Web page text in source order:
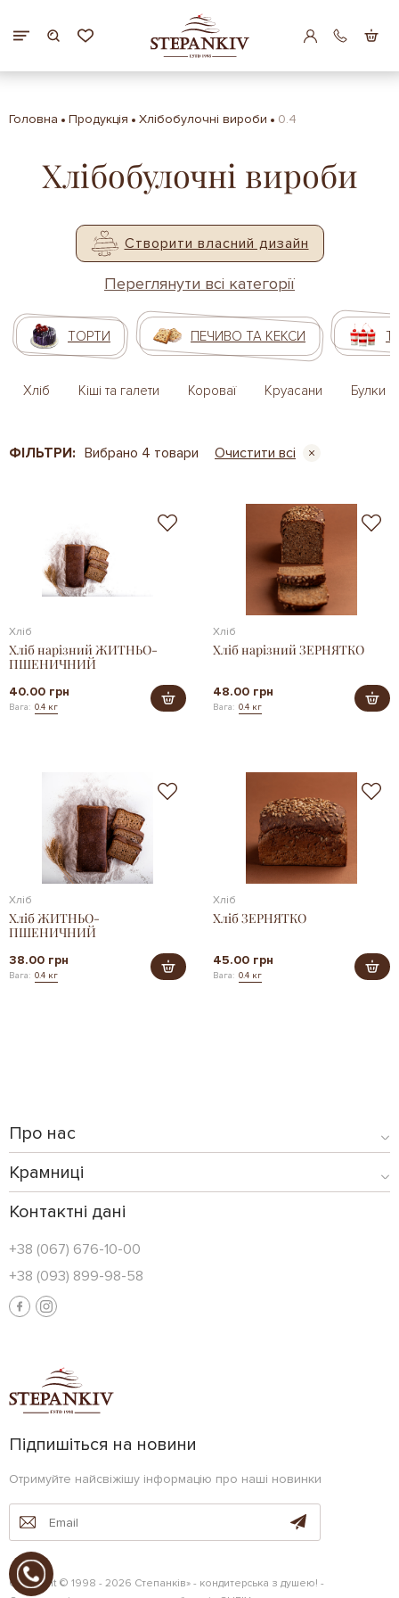
Головна Продукція Хлібобулочні вироби 0.4
Хлібобулочні вироби
Створити власний дизайн
Переглянути всі категорії
ТОРТИ ПЕЧИВО ТА КЕКСИ
Хліб Кіші та галети Короваї Круасани Булки
ФІЛЬТРИ: Вибрано 4 товари Очистити всі
Хліб
Хліб нарізний ЖИТНЬО-
ПШЕНИЧНИЙ
40.00 грн
Вага: 0.4 кг
Хліб
Хліб нарізний ЗЕРНЯТКО
48.00 грн
Вага: 0.4 кг
Хліб
Хліб ЖИТНЬО-
ПШЕНИЧНИЙ
38.00 грн
Вага: 0.4 кг
Хліб
Хліб ЗЕРНЯТКО
45.00 грн
Вага: 0.4 кг
Про нас
Крамниці
Контактні дані
+38 (067) 676-10-00
+38 (093) 899-98-58
Підпишіться на новини
Отримуйте найсвіжішу інформацію про наші новинки
Copyright © 1998 - 2026 Степанків» - кондитерська з душею! -